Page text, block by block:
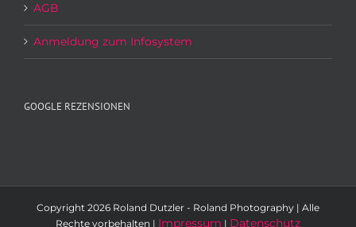
AGB
Anmeldung zum Infosystem
GOOGLE REZENSIONEN
Copyright 2026 Roland Dutzler - Roland Photography | Alle
Rechte vorbehalten | Impressum | Datenschutz